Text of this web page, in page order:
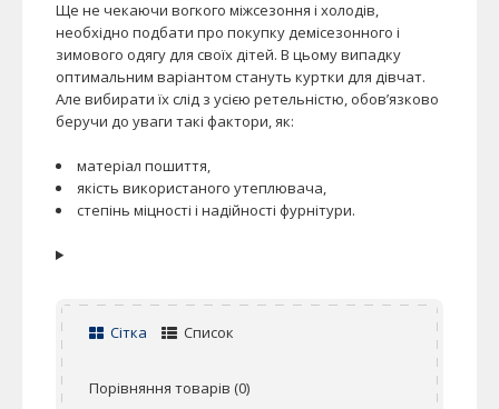
Ще не чекаючи вогкого міжсезоння і холодів,
необхідно подбати про покупку демісезонного і
зимового одягу для своїх дітей. В цьому випадку
оптимальним варіантом стануть куртки для дівчат.
Але вибирати їх слід з усією ретельністю, обов’язково
беручи до уваги такі фактори, як:
матеріал пошиття,
якість використаного утеплювача,
степінь міцності і надійності фурнітури.
Сітка Список
Порівняння товарів (0)